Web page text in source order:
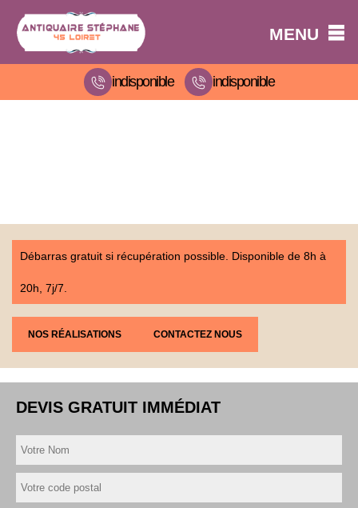
MENU
indisponible indisponible
Débarras gratuit si récupération possible. Disponible de 8h à
20h, 7j/7.
NOS RÉALISATIONS CONTACTEZ NOUS
DEVIS GRATUIT IMMÉDIAT